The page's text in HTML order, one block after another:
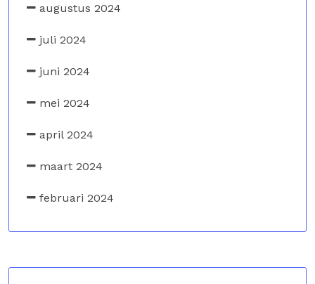
augustus 2024
juli 2024
juni 2024
mei 2024
april 2024
maart 2024
februari 2024